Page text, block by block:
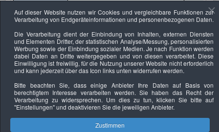
Mittwoch
25. März
Keine Events an diesem Datum
26. März
Keine Events an diesem Datum
Freitag
27. März
Keine Events an diesem Datum
Samstag
Sonntag
29. März
Keine Events an diesem Datum
Auf dieser Website nutzen wir Cookies und vergleichbare Funktionen zur
Verarbeitung von Endgeräteinformationen und personenbezogenen Daten.
Die Verarbeitung dient der Einbindung von Inhalten, externen Diensten
und Elementen Dritter, der statistischen Analyse/Messung, personalisierten
Werbung sowie der Einbindung sozialer Medien. Je nach Funktion werden
dabei Daten an Dritte weitergegeben und von diesen verarbeitet. Diese
Einwilligung ist freiwillig, für die Nutzung unserer Website nicht erforderlich
und kann jederzeit über das Icon links unten widerrufen werden.
Bitte beachten Sie, dass einige Anbieter Ihre Daten auf Basis von
berechtigtem Interesse verarbeiten werden. Sie haben das Recht der
Verarbeitung zu widersprechen. Um dies zu tun, klicken Sie bitte auf
"Einstellungen"und deaktivieren Sie die jeweiligen Anbieter.
Zustimmen